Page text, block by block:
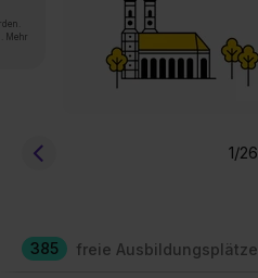
Mehr
1/26
385 freie Ausbildungsplätze